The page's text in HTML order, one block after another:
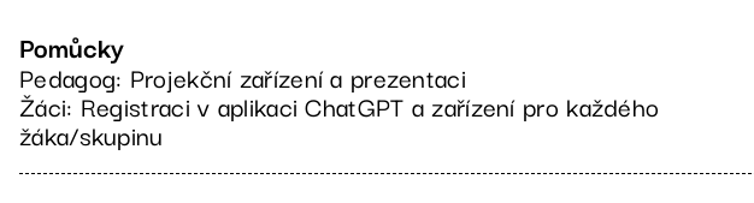
Pomůcky
Pedagog: Projekční zařízení a prezentaci
Žáci: Registraci v aplikaci ChatGPT a zařízení pro každého
žáka/skupinu